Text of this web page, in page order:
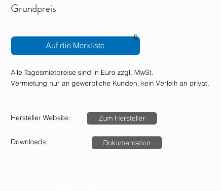
Grundpreis
Auf die Merkliste
0
Alle Tagesmietpreise sind in Euro zzgl. MwSt.
Vermietung nur an gewerbliche Kunden, kein Verleih an privat.
Hersteller Website: Zum Hersteller
Downloads: Dokumentation